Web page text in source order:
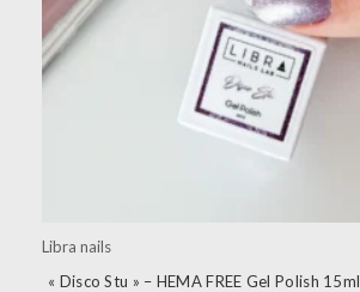
Libra nails
« Disco Stu » – HEMA FREE Gel Polish 15ml